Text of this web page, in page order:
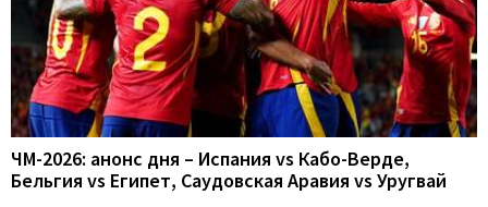
ЧМ-2026: анонс дня – Испания vs Кабо-Верде,
Бельгия vs Египет, Саудовская Аравия vs Уругвай